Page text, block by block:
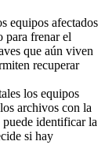
equipos afectados
para frenar el
que aún viven
recuperar
los equipos
archivos con la
puede identificar la
si hay